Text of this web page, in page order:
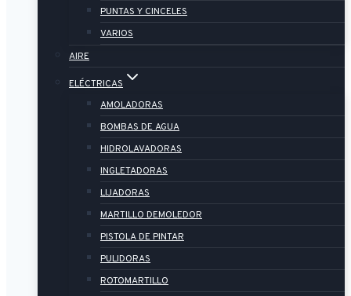
PUNTAS Y CINCELES
VARIOS
AIRE
ELÉCTRICAS
AMOLADORAS
BOMBAS DE AGUA
HIDROLAVADORAS
INGLETADORAS
LIJADORAS
MARTILLO DEMOLEDOR
PISTOLA DE PINTAR
PULIDORAS
ROTOMARTILLO